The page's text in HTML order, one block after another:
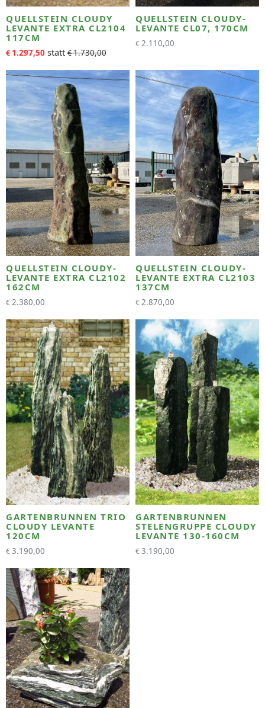
QUELLSTEIN CLOUDY
LEVANTE EXTRA CL2104
117CM
€ 1.297,50 €1.730,00
QUELLSTEIN CLOUDY-
LEVANTE CL07, 170CM
€2.110,00
QUELLSTEIN CLOUDY-
LEVANTE EXTRA CL2102
162CM
€2.380,00
QUELLSTEIN CLOUDY-
LEVANTE EXTRA CL2103
137CM
€2.870,00
GARTENBRUNNEN TRIO
CLOUDY LEVANTE
120CM
€3.190,00
GARTENBRUNNEN
STELENGRUPPE CLOUDY
LEVANTE 130-160CM
€3.190,00